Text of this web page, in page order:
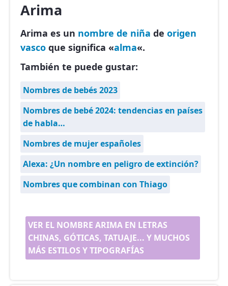
Arima
Arima es un nombre de niña de origen
vasco que significa «alma«.
También te puede gustar:
Nombres de bebés 2023
Nombres de bebé 2024: tendencias en países
de habla…
Nombres de mujer españoles
Alexa: ¿Un nombre en peligro de extinción?
Nombres que combinan con Thiago
VER EL NOMBRE ARIMA EN LETRAS
CHINAS, GÓTICAS, TATUAJE... Y MUCHOS
MÁS ESTILOS Y TIPOGRAFÍAS